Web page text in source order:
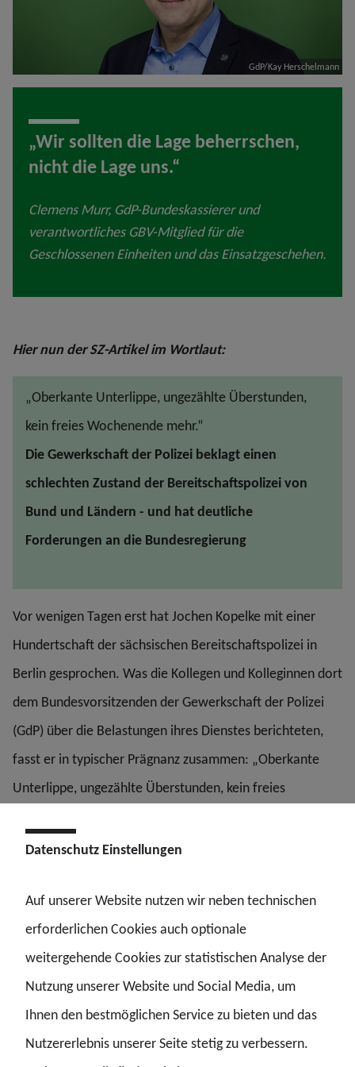
GdP/Kay Herschelmann
„Wir sollten die Lage beherrschen,
nicht die Lage uns.“
Clemens Murr, GdP-Bundeskassierer und
verantwortliches GBV-Mitglied für die
Geschlossenen Einheiten und das Einsatzgeschehen.
Hier nun der SZ-Artikel im Wortlaut:
„Oberkante Unterlippe, ungezählte Überstunden,
kein freies Wochenende mehr.“
Die Gewerkschaft der Polizei beklagt einen
schlechten Zustand der Bereitschaftspolizei von
Bund und Ländern - und hat deutliche
Forderungen an die Bundesregierung
Vor wenigen Tagen erst hat Jochen Kopelke mit einer
Hundertschaft der sächsischen Bereitschaftspolizei in
Berlin gesprochen. Was die Kollegen und Kolleginnen dort
dem Bundesvorsitzenden der Gewerkschaft der Polizei
(GdP) über die Belastungen ihres Dienstes berichteten,
fasst er in typischer Prägnanz zusammen: „Oberkante
Unterlippe, ungezählte Überstunden, kein freies
Murr, Mitglied im Geschäftsführenden Bundesvorstand
waren Beamte der Bereitschaftspolizei 32 Stunden
durchweg im Einsatz, weil nicht genug Kollegen für die
Ablösung da waren.“
Datenschutz Einstellungen
Auf unserer Website nutzen wir neben technischen
erforderlichen Cookies auch optionale
weitergehende Cookies zur statistischen Analyse der
Nutzung unserer Website und Social Media, um
Ihnen den bestmöglichen Service zu bieten und das
Nutzererlebnis unserer Seite stetig zu verbessern.